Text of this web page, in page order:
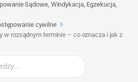
Sądowe, Windykacja, Egzekucja,
cywilne
w rozsądnym terminie – co oznacza i jak z